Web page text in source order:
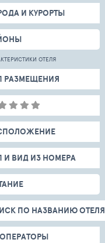
И КУРОРТЫ
ОТЕЛЯ
РАЗМЕЩЕНИЯ
И ВИД ИЗ НОМЕРА
ПО НАЗВАНИЮ ОТЕЛЯ